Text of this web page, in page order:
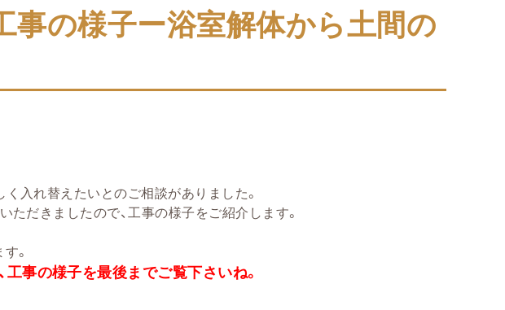
事の様子ー浴室解体から土間の
入れ替えたいとのご相談がありました。
ただきましたので、工事の様子をご紹介します。
。
事の様子を最後までご覧下さいね。